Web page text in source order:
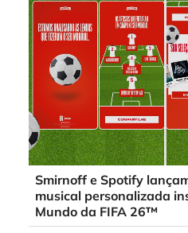
Smirnoff e Spotify
musical personalizada
Mundo da FIFA 26™